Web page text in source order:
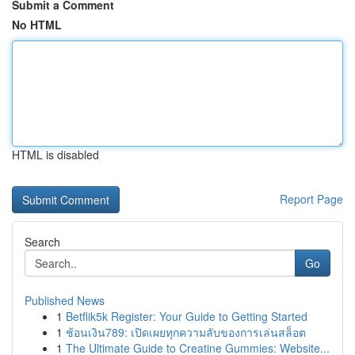
Submit a Comment
No HTML
HTML is disabled
Report Page
Search
Go
Published News
1 Betflik5k Register: Your Guide to Getting Started
1 ช้อนเงิน789: เปิดเผยทุกความลับของการเล่นสล็อต
1 The Ultimate Guide to Creatine Gummies: Website...